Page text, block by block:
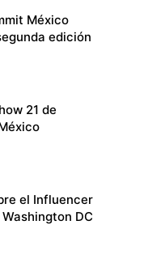
México
edición
21 de
el Influencer
DC